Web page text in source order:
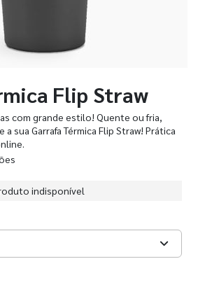
Flip Straw
com grande estilo! Quente ou fria,
sua Garrafa Térmica Flip Straw! Prática
indisponível